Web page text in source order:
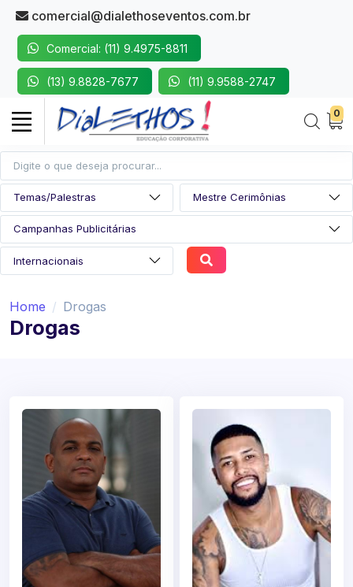
comercial@dialethoseventos.com.br
Comercial: (11) 9.4975-8811
(13) 9.8828-7677 (11) 9.9588-2747
0
Home Drogas
Drogas